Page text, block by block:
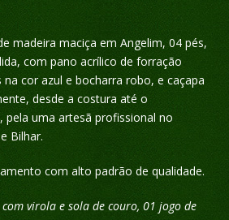
madeira maciça em Angelim, 04 pés,
com pano acrílico de forração
cor azul e bocharra robo, e caçapa
desde a costura até o
pela uma artesã profissional no
Bilhar.
com alto padrão de qualidade.
virola e sola de couro, 01 jogo de